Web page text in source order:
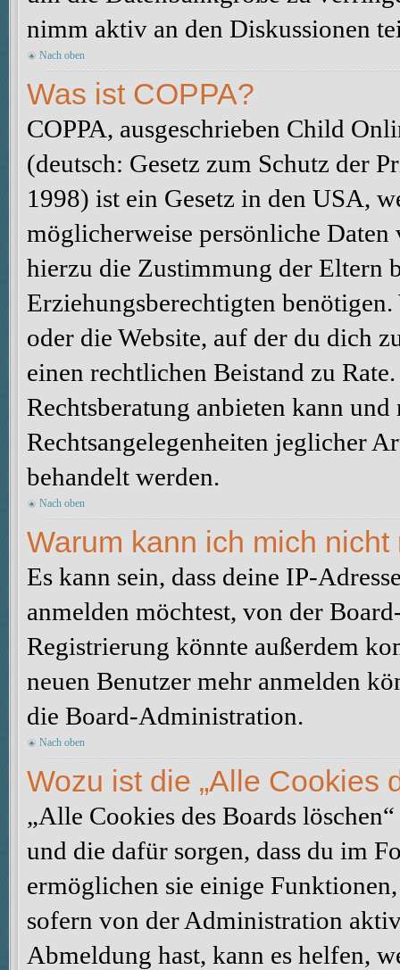
nimm aktiv an den Diskussionen
Nach oben
Was ist COPPA?
COPPA, ausgeschrieben Child
(deutsch: Gesetz zum Schutz der
1998) ist ein Gesetz in den USA,
möglicherweise persönliche
hierzu die Zustimmung der Eltern
Erziehungsberechtigten
oder die Website, auf der du dich
einen rechtlichen Beistand zu
Rechtsberatung anbieten kann
Rechtsangelegenheiten jeglicher
behandelt werden.
Nach oben
Warum kann ich mich nicht
Es kann sein, dass deine IP-
anmelden möchtest, von der
Registrierung könnte außerdem
neuen Benutzer mehr anmelden
die Board-Administration.
Nach oben
Wozu ist die „Alle Cookies
„Alle Cookies des Boards
und die dafür sorgen, dass du im
ermöglichen sie einige
sofern von der Administration
Abmeldung hast, kann es helfen,